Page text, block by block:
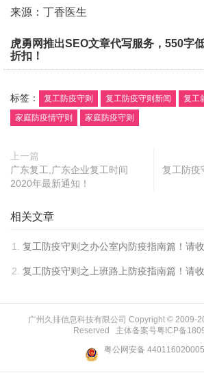
来源：丁香医生
虎勇网推出SEO文章代写服务，550字
折扣！
标签： 复工防疫守则 复工防疫守则新闻
复工
家庭防疫情守则
家庭防疫守则
上一篇
广东复工,广东企业复工时间
2020年最新通知！
复工防疫
相关文章
复工防疫守则之办公室内防疫指南篇！请收
复工防疫守则之上班路上防疫指南篇！请收
广州久排信息科技有限公司 Copyright © 2009-
Reserved 主体备案号粤ICP备
粤公网安备